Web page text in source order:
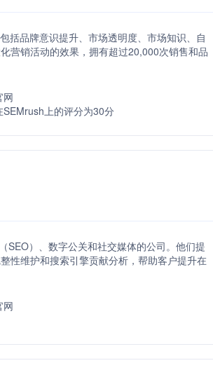
括品牌意识提升、市场透明度、市场知识、自
营销活动的效果，拥有超过20,000次销售和品
网
SEMrush上的评分为30分
SEO）、数字公关和社交媒体的公司。他们提
性维护和搜索引擎贡献分析，帮助客户提升在
网